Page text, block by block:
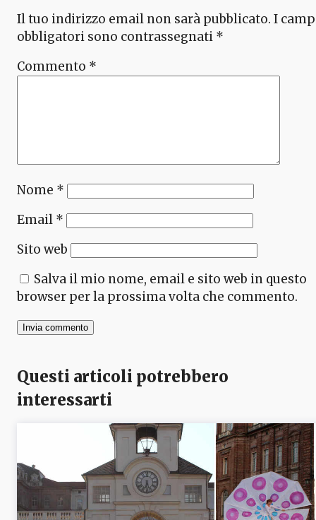
Il tuo indirizzo email non sarà pubblicato. I
obbligatori sono contrassegnati *
Commento *
Nome *
Email *
Sito web
Salva il mio nome, email e sito web in questo
browser per la prossima volta che commento.
Questi articoli potrebbero
interessarti